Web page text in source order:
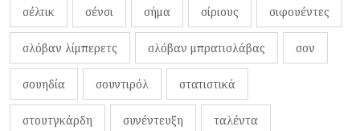
σέλτικ σένσι σήμα σίριους σιφουέντες
σλόβαν λίμπερετς σλόβαν μπρατισλάβας σον
σουηδία σουντιρόλ στατιστικά
στουτγκάρδη συνέντευξη ταλέντα